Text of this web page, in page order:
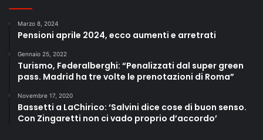
Marzo 8, 2024
Pensioni aprile 2024, ecco aumenti e arretrati
Gennaio 25, 2022
Turismo, Federalberghi: “Penalizzati dal super green
pass. Madrid ha tre volte le prenotazioni di Roma”
Novembre 17, 2020
Bassetti a LaChirico: ‘Salvini dice cose di buon senso.
Con Zingaretti non ci vado proprio d’accordo’